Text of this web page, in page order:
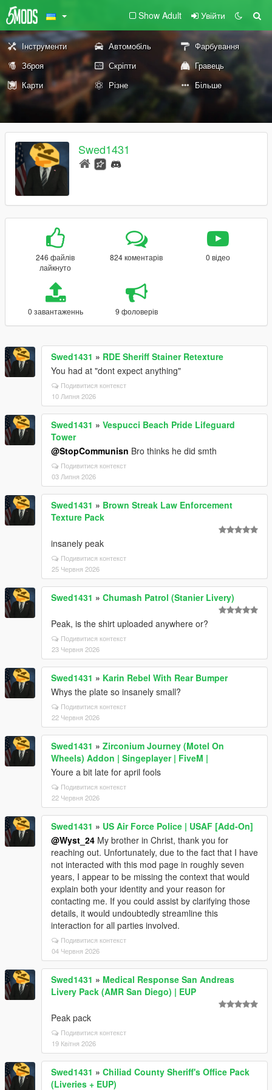
Show Adult Увійти
Інструменти Автомобіль
Фарбування
Зброя
Скріпти
Гравець
Карти
Різне Більше
Swed1431
246 файлів
лайкнуто
824 коментарів 0 відео
0 завантаженнь 9 фоловерів
Swed1431 » RDE Sheriff Stainer Retexture
You had at "dont expect anything"
Подивитися контекст
10 Липня 2026
Swed1431 » Vespucci Beach Pride Lifeguard
Tower
@StopCommunisn Bro thinks he did smth
Подивитися контекст
03 Липня 2026
Swed1431 » Brown Streak Law Enforcement
Texture Pack
insanely peak
Подивитися контекст
25 Червня 2026
Swed1431 » Chumash Patrol (Stanier Livery)
Peak, is the shirt uploaded anywhere or?
Подивитися контекст
23 Червня 2026
Swed1431 » Karin Rebel With Rear Bumper
Whys the plate so insanely small?
Подивитися контекст
22 Червня 2026
Swed1431 » Zirconium Journey (Motel On
Wheels) Addon | Singeplayer | FiveM |
Youre a bit late for april fools
Подивитися контекст
22 Червня 2026
Swed1431 » US Air Force Police | USAF [Add-On]
@Wyst_24 My brother in Christ, thank you for
reaching out. Unfortunately, due to the fact that I have
not interacted with this mod page in roughly seven
years, I appear to be missing the context that would
explain both your identity and your reason for
contacting me. If you could assist by clarifying those
details, it would undoubtedly streamline this
interaction for all parties involved.
Подивитися контекст
04 Червня 2026
Swed1431 » Medical Response San Andreas
Livery Pack (AMR San Diego) | EUP
Peak pack
Подивитися контекст
19 Квітня 2026
Swed1431 » Chiliad County Sheriff's Office Pack
(Liveries + EUP)